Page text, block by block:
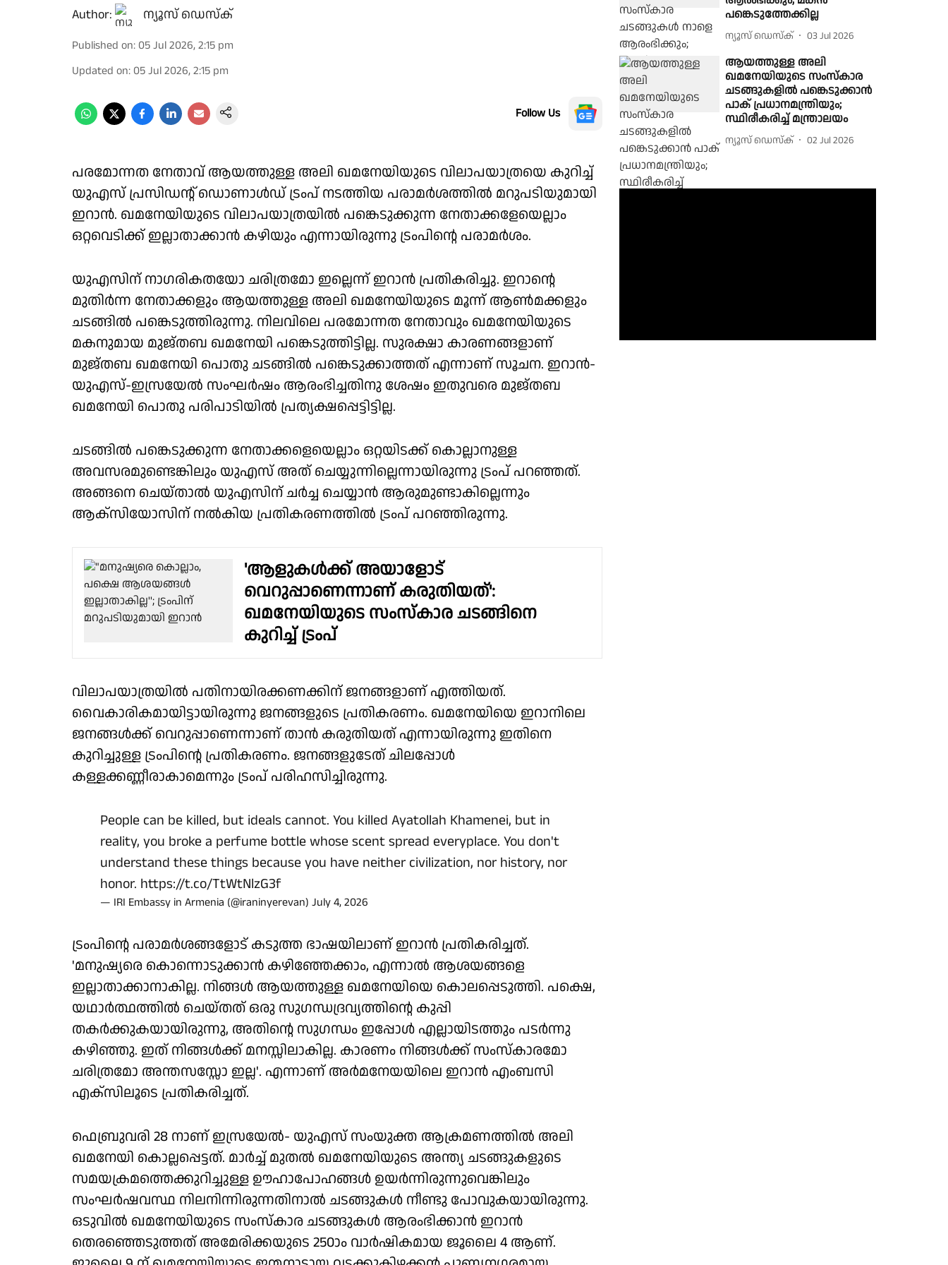
Author: ന്യൂസ് ഡെസ്ക്
Published on: 05 Jul 2026, 2:15 pm
Updated on: 05 Jul 2026, 2:15 pm
Follow Us
പരമോന്നത നേതാവ് ആയത്തുള്ള അലി ഖമനേയിയുടെ വിലാപയാത്രയെ കുറിച്ച്
യുഎസ് പ്രസിഡന്റ് ഡൊണാള്‍ഡ് ട്രംപ് നടത്തിയ പരാമര്‍ശത്തില്‍ മറുപടിയുമായി
ഇറാന്‍. ഖമനേയിയുടെ വിലാപയാത്രയില്‍ പങ്കെടുക്കുന്ന നേതാക്കളേയെല്ലാം
ഒറ്റവെടിക്ക് ഇല്ലാതാക്കാന്‍ കഴിയും എന്നായിരുന്നു ട്രംപിന്റെ പരാമര്‍ശം.
യുഎസിന് നാഗരികതയോ ചരിത്രമോ ഇല്ലെന്ന് ഇറാന്‍ പ്രതികരിച്ചു. ഇറാന്റെ
മുതിര്‍ന്ന നേതാക്കളും ആയത്തുള്ള അലി ഖമനേയിയുടെ മൂന്ന് ആണ്‍മക്കളും
ചടങ്ങില്‍ പങ്കെടുത്തിരുന്നു. നിലവിലെ പരമോന്നത നേതാവും ഖമനേയിയുടെ
മകനുമായ മുജ്തബ ഖമനേയി പങ്കെടുത്തിട്ടില്ല. സുരക്ഷാ കാരണങ്ങളാണ്
മുജ്തബ ഖമനേയി പൊതു ചടങ്ങില്‍ പങ്കെടുക്കാത്തത് എന്നാണ് സൂചന. ഇറാന്‍-
യുഎസ്-ഇസ്രയേല്‍ സംഘര്‍ഷം ആരംഭിച്ചതിനു ശേഷം ഇതുവരെ മുജ്തബ
ഖമനേയി പൊതു പരിപാടിയില്‍ പ്രത്യക്ഷപ്പെട്ടിട്ടില്ല.
ചടങ്ങില്‍ പങ്കെടുക്കുന്ന നേതാക്കളെയെല്ലാം ഒറ്റയിടക്ക് കൊല്ലാനുള്ള
അവസരമുണ്ടെങ്കിലും യുഎസ് അത് ചെയ്യുന്നില്ലെന്നായിരുന്നു ട്രംപ് പറഞ്ഞത്.
അങ്ങനെ ചെയ്താല്‍ യുഎസിന് ചര്‍ച്ച ചെയ്യാന്‍ ആരുമുണ്ടാകില്ലെന്നും
ആക്‌സിയോസിന് നല്‍കിയ പ്രതികരണത്തില്‍ ട്രംപ് പറഞ്ഞിരുന്നു.
'ആളുകൾക്ക് അയാളോട്
വെറുപ്പാണെന്നാണ് കരുതിയത്':
ഖമനേയിയുടെ സംസ്കാര ചടങ്ങിനെ
കുറിച്ച് ട്രംപ്
വിലാപയാത്രയില്‍ പതിനായിരക്കണക്കിന് ജനങ്ങളാണ് എത്തിയത്.
വൈകാരികമായിട്ടായിരുന്നു ജനങ്ങളുടെ പ്രതികരണം. ഖമനേയിയെ ഇറാനിലെ
ജനങ്ങള്‍ക്ക് വെറുപ്പാണെന്നാണ് താന്‍ കരുതിയത് എന്നായിരുന്നു ഇതിനെ
കുറിച്ചുള്ള ട്രംപിന്റെ പ്രതികരണം. ജനങ്ങളുടേത് ചിലപ്പോള്‍
കള്ളക്കണ്ണീരാകാമെന്നും ട്രംപ് പരിഹസിച്ചിരുന്നു.
People can be killed, but ideals cannot. You killed Ayatollah Khamenei, but in
reality, you broke a perfume bottle whose scent spread everyplace. You don't
understand these things because you have neither civilization, nor history, nor
honor. https://t.co/TtWtNlzG3f
— IRI Embassy in Armenia (@iraninyerevan) July 4, 2026
ട്രംപിന്റെ പരാമര്‍ശങ്ങളോട് കടുത്ത ഭാഷയിലാണ് ഇറാന്‍ പ്രതികരിച്ചത്.
'മനുഷ്യരെ കൊന്നൊടുക്കാന്‍ കഴിഞ്ഞേക്കാം, എന്നാല്‍ ആശയങ്ങളെ
ഇല്ലാതാക്കാനാകില്ല. നിങ്ങള്‍ ആയത്തുള്ള ഖമനേയിയെ കൊലപ്പെടുത്തി. പക്ഷെ,
യഥാര്‍ത്ഥത്തില്‍ ചെയ്തത് ഒരു സുഗന്ധദ്രവ്യത്തിന്റെ കുപ്പി
തകര്‍ക്കുകയായിരുന്നു, അതിന്റെ സുഗന്ധം ഇപ്പോള്‍ എല്ലായിടത്തും പടര്‍ന്നു
കഴിഞ്ഞു. ഇത് നിങ്ങള്‍ക്ക് മനസ്സിലാകില്ല. കാരണം നിങ്ങള്‍ക്ക് സംസ്‌കാരമോ
ചരിത്രമോ അന്തസസ്സോ ഇല്ല'. എന്നാണ് അര്‍മനേയയിലെ ഇറാന്‍ എംബസി
എക്‌സിലൂടെ പ്രതികരിച്ചത്.
ഫെബ്രുവരി 28 നാണ് ഇസ്രയേല്‍- യുഎസ് സംയുക്ത ആക്രമണത്തില്‍ അലി
ഖമനേയി കൊല്ലപ്പെട്ടത്. മാര്‍ച്ച് മുതല്‍ ഖമനേയിയുടെ അന്ത്യ ചടങ്ങുകളുടെ
സമയക്രമത്തെക്കുറിച്ചുള്ള ഊഹാപോഹങ്ങള്‍ ഉയര്‍ന്നിരുന്നുവെങ്കിലും
സംഘര്‍ഷവസ്ഥ നിലനിന്നിരുന്നതിനാല്‍ ചടങ്ങുകള്‍ നീണ്ടു പോവുകയായിരുന്നു.
ഒടുവില്‍ ഖമനേയിയുടെ സംസ്‌കാര ചടങ്ങുകള്‍ ആരംഭിക്കാന്‍ ഇറാന്‍
തെരഞ്ഞെടുത്തത് അമേരിക്കയുടെ 250ാം വാര്‍ഷികമായ ജൂലൈ 4 ആണ്.
പങ്കെടുത്തേക്കില്ല
ന്യൂസ് ഡെസ്ക് 03 Jul 2026
ആയത്തുള്ള അലി
ഖമനേയിയുടെ സംസ്കാര
ചടങ്ങുകളിൽ പങ്കെടുക്കാൻ
പാക് പ്രധാനമന്ത്രിയും;
സ്ഥിരീകരിച്ച് മന്ത്രാലയം
ന്യൂസ് ഡെസ്ക് 02 Jul 2026